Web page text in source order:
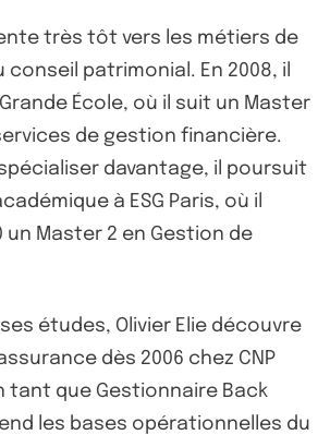
très tôt vers les métiers de
conseil patrimonial. En 2008, il
Grande École, où il suit un Master
de gestion financière.
davantage, il poursuit
à ESG Paris, où il
un Master 2 en Gestion de
études, Olivier Elie découvre
dès 2006 chez CNP
tant que Gestionnaire Back
les bases opérationnelles du